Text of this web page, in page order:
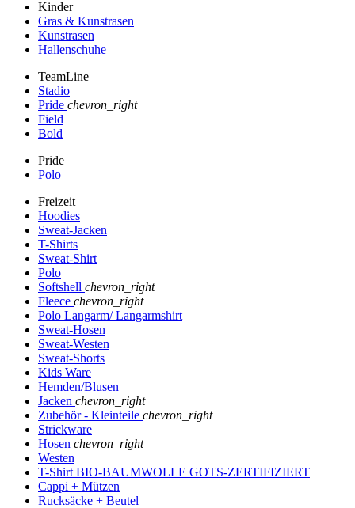
Kinder
Gras & Kunstrasen
Kunstrasen
Hallenschuhe
TeamLine
Stadio
Pride chevron_right
Field
Bold
Pride
Polo
Freizeit
Hoodies
Sweat-Jacken
T-Shirts
Sweat-Shirt
Polo
Softshell chevron_right
Fleece chevron_right
Polo Langarm/ Langarmshirt
Sweat-Hosen
Sweat-Westen
Sweat-Shorts
Kids Ware
Hemden/Blusen
Jacken chevron_right
Zubehör - Kleinteile chevron_right
Strickware
Hosen chevron_right
Westen
T-Shirt BIO-BAUMWOLLE GOTS-ZERTIFIZIERT
Cappi + Mützen
Rucksäcke + Beutel